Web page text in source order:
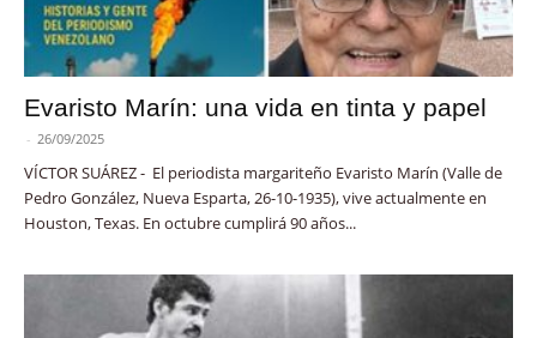
Evaristo Marín: una vida en tinta y papel
- 26/09/2025
VÍCTOR SUÁREZ - El periodista margariteño Evaristo Marín (Valle de
Pedro González, Nueva Esparta, 26-10-1935), vive actualmente en
Houston, Texas. En octubre cumplirá 90 años...